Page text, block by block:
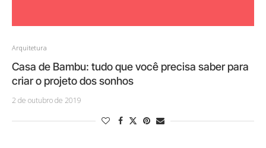
Arquitetura
Casa de Bambu: tudo que você precisa saber para
criar o projeto dos sonhos
2 de outubro de 2019